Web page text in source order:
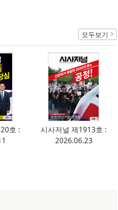
모두보기
호 :
시사저널 제1913호 :
2026.06.23